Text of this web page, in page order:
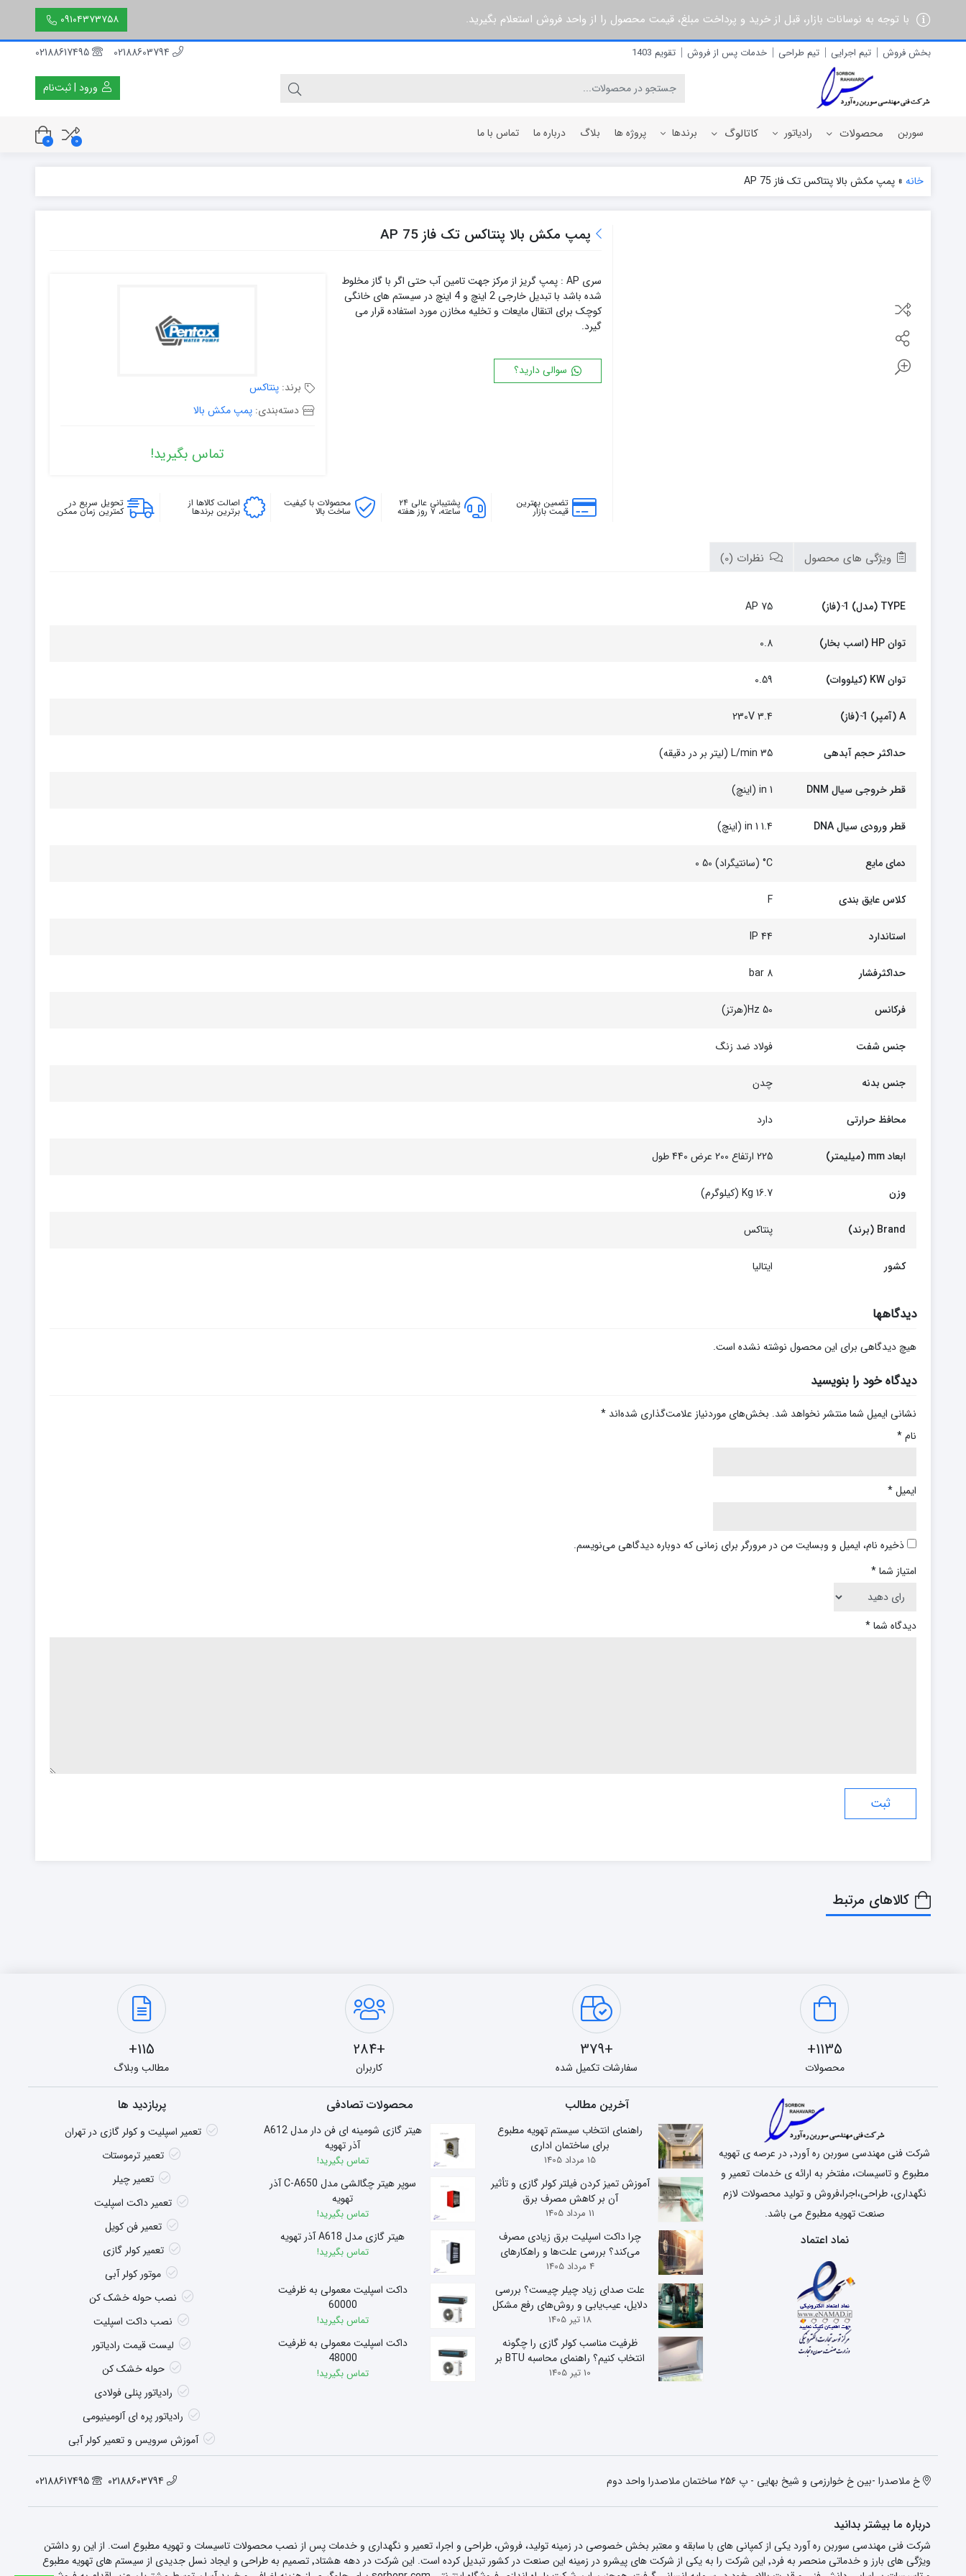
با توجه به نوسانات بازار، قبل از خرید و پرداخت مبلغ، قیمت محصول را از واحد فروش استعلام بگیرید. ۰۹۱۰۴۳۷۳۷۵۸
بخش فروش تیم اجرایی تیم طراحی خدمات پس از فروش تقویم 1403 02188617495
ورود | ثبت‌نام
سوربن محصولات رادیاتور
۵ پره
۱۰ پره
۱۲ پره
۱۵ پره
۲۰ پره
۱۰۰ سانتی متر
۱۲۰ سانتی متر
۱۴۰ سانتی متر
کاتالوگ برندها پروژه ها بلاگ درباره ما تماس با ما 0
0
خانه» پمپ مکش بالا پنتاکس تک فاز AP 75
پمپ مکش بالا پنتاکس تک فاز AP 75
سری AP : پمپ گریز از مرکز جهت تامین آب حتی اگر با گاز مخلوط
شده باشد با تبدیل خارجی 2 اینچ و 4 اینچ در سیستم های خانگی
کوچک برای اتنقال مایعات و تخلیه مخازن مورد استفاده قرار می
گیرد.
سوالی دارید؟
برند:پنتاکس
دسته‌بندی:پمپ مکش بالا
تماس بگیرید!
تضمین بهترین
قیمت بازار
پشتیبانی عالی ۲۴
ساعته، ۷ روز هفته
محصولات با کیفیت
ساخت بالا
اصالت کالاها از
برترین برندها
تحویل سریع در
کمترین زمان ممکن
ویژگی های محصول نظرات (0)
TYPE (مدل) 1 ̴(فاز) AP 75
توان HP (اسب بخار) 0.8
توان KW (کیلووات) 0.59
A (آمپر) 1 ̴(فاز) 3.4 230V
حداکثر حجم آبدهی 35 L/min (لیتر بر در دقیقه)
قطر خروجی سیال DNM 1 in (اینچ)
قطر ورودی سیال DNA 1.4 1 in (اینچ)
دمای مایع C° (سانتیگراد) 50 0
کلاس عایق بندی F
استاندارد 44 IP
حداکثرفشار 8 bar
فرکانس 50 Hz(هرتز)
جنس شفت فولاد ضد زنگ
جنس بدنه چدن
محافظ حرارتی دارد
ابعاد mm (میلیمتر) 225 ارتفاع 200 عرض 440 طول
وزن 16.7 Kg (کیلوگرم)
Brand (برند) پنتاکس
کشور ایتالیا
دیدگاهها
هیچ دیدگاهی برای این محصول نوشته نشده است.
دیدگاه خود را بنویسید
نشانی ایمیل شما منتشر نخواهد شد. بخش‌های موردنیاز علامت‌گذاری شده‌اند *
نام*
ایمیل*
ذخیره نام، ایمیل و وبسایت من در مرورگر برای زمانی که دوباره دیدگاهی می‌نویسم.
امتیاز شما*
دیدگاه شما*
کالاهای مرتبط
1135+
محصولات
+379
سفارشات تکمیل شده
+284
کاربران
115+
مطالب وبلاگ
شرکت فنی مهندسی سوربن ره آورد٬ در عرصه ی تهویه
مطبوع و تاسیسات، مفتخر به ارائه ی خدمات تعمیر و
نگهداری، طراحی،اجرا،فروش و تولید محصولات لازم
صنعت تهویه مطبوع می باشد.
نماد اعتماد
آخرین مطالب
راهنمای انتخاب سیستم تهویه مطبوع
برای ساختمان اداری
15 مرداد 1405
آموزش تمیز کردن فیلتر کولر گازی و تأثیر
آن بر کاهش مصرف برق
11 مرداد 1405
چرا داکت اسپلیت برق زیادی مصرف
می‌کند؟ بررسی علت‌ها و راهکارهای
کاهش مصرف
4 مرداد 1405
علت صدای زیاد چیلر چیست؟ بررسی
دلایل، عیب‌یابی و روش‌های رفع مشکل
18 تیر 1405
ظرفیت مناسب کولر گازی را چگونه
انتخاب کنیم؟ راهنمای محاسبه BTU بر
اساس متراژ
10 تیر 1405
محصولات تصادفی
هیتر گازی شومینه ای فن دار مدل A612
آذر تهویه
تماس بگیرید!
سوپر هیتر چگالشی مدل C-A650 آذر
تهویه
تماس بگیرید!
هیتر گازی مدل A618 آذر تهویه
تماس بگیرید!
داکت اسپلیت معمولی به ظرفیت
60000
تماس بگیرید!
داکت اسپلیت معمولی به ظرفیت
48000
تماس بگیرید!
پربازدید ها
تعمیر اسپلیت و کولر گازی در تهران
تعمیر ترموستات
تعمیر چیلر
تعمیر داکت اسپلیت
تعمیر فن کویل
تعمیر کولر گازی
موتور کولر آبی
نصب حوله خشک کن
نصب داکت اسپلیت
لیست قیمت رادیاتور
حوله خشک کن
رادیاتور پنلی فولادی
رادیاتور پره ای آلومینیومی
آموزش سرویس و تعمیر کولر آبی
خ ملاصدرا -بین خ خوارزمی و شیخ بهایی - پ ۲۵۶ ساختمان ملاصدرا واحد دوم 02188603794
02188617495
درباره ما بیشتر بدانید
شرکت فنی مهندسی سوربن ره آورد یکی از کمپانی های با سابقه و معتبر بخش خصوصی در زمینه تولید، فروش، طراحی و اجرا، تعمیر و نگهداری و خدمات پس از نصب محصولات تاسیسات و تهویه مطبوع است. از این رو داشتن
ویژگی های بارز و خدماتی منحصر به فرد٬ این شرکت را به یکی از شرکت های پیشرو در زمینه این صنعت در کشور تبدیل کرده است. این شرکت در دهه هشتاد٬ تصمیم به طراحی و ایجاد نسل جدیدی از سیستم های تهویه مطبوع